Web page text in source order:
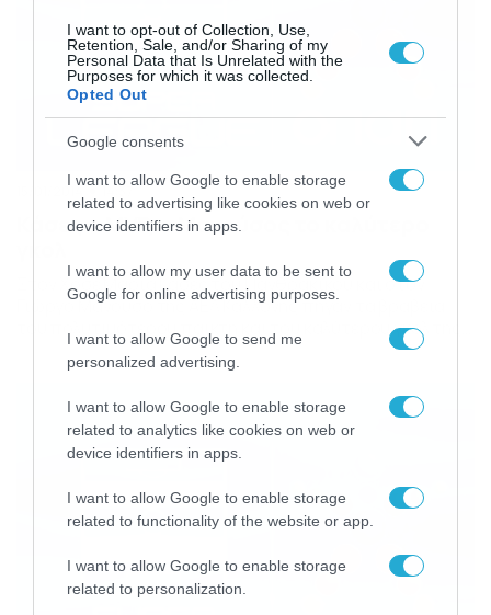
I want to opt-out of Collection, Use,
Retention, Sale, and/or Sharing of my
Personal Data that Is Unrelated with the
Purposes for which it was collected.
Opted Out
Google consents
I want to allow Google to enable storage
related to advertising like cookies on web or
device identifiers in apps.
I want to allow my user data to be sent to
Google for online advertising purposes.
I want to allow Google to send me
personalized advertising.
I want to allow Google to enable storage
related to analytics like cookies on web or
device identifiers in apps.
I want to allow Google to enable storage
related to functionality of the website or app.
I want to allow Google to enable storage
related to personalization.
15/01/2014 14:37
Κάσες ο MVP, ο Μανούσος το καλύτερο
Στον Χοσέ Μαρία Κάσες του Πανθρακικού και στον
Γιώργο Μανούσο της ΑΕΛ Καλλονής πήγαν τα βραβεία
του πολυτιμότερου παίκτη και του καλύτερου γκολ της
19ης αγωνιστικής της Super League αντίστοιχα. Ο Κάσες
πήρε το βραβείο του MVP λόγω της πολύ καλής του
εμφάνισης κόντρα στην Ξάνθη και ο παίκτης της
ομάδας της Λέσβου αυτό του […]